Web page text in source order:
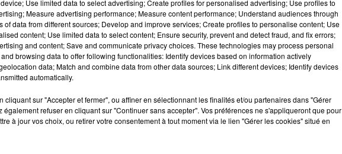
à l'Olympia à Paris.
première fois au tournage de la finale de
ce qui a plu à Juliette, 28 ans : "Il y avait
Les gens étaient à fond ! Je pense qu'on est
on a applaudi et mal à la voix tellement on
parce que, même si on a tous une favorite, on
messages qui sont portés, c'est ça le plus
Use limited data to select advertising; Create profiles for personalised advertising; Use profiles to
Measure advertising performance; Measure content performance; Understand audiences through
of data from different sources; Develop and improve services; Create profiles to personalise content; Use
content; Use limited data to select content; Ensure security, prevent and detect fraud, and fix errors;
and content; Save and communicate privacy choices. These technologies may process personal
browsing data to offer following functionalities: Identify devices based on information actively
data; Match and combine data from other data sources; Link different devices; Identify devices
automatically.
cliquant sur "Accepter et fermer", ou affiner en sélectionnant les finalités et/ou partenaires dans "Gérer
également refuser en cliquant sur "Continuer sans accepter". Vos préférences ne s'appliqueront que pour
à jour vos choix, ou retirer votre consentement à tout moment via le lien "Gérer les cookies" situé en